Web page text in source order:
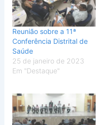
Reunião sobre a 11ª
Conferência Distrital de
Saúde
25 de janeiro de 2023
Em "Destaque"